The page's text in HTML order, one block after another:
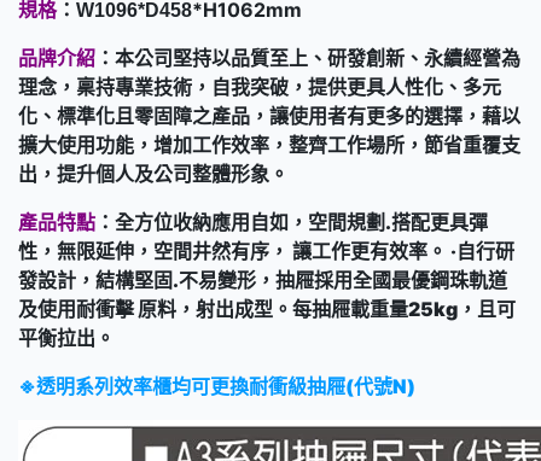
規格： W1096*D458*H1062mm
品牌介紹 ：本公司堅持以品質至上、研發創新、永續經營為
理念，稟持專業技術，自我突破，提供更具人性化、多元
化、標準化且零固障之產品，讓使用者有更多的選擇，藉以
擴大使用功能，增加工作效率，整齊工作場所，節省重覆支
出，提升個人及公司整體形象。
產品特點 ：全方位收納應用自如，空間規劃.搭配更具彈
性，無限延伸，空間井然有序， 讓工作更有效率。 ‧自行研
發設計，結構堅固.不易變形，抽屜採用全國最優鋼珠軌道
及使用耐衝擊 原料，射出成型。每抽屜載重量25kg，且可
平衡拉出。
※透明系列效率櫃均可更換耐衝級抽屜(代號N)